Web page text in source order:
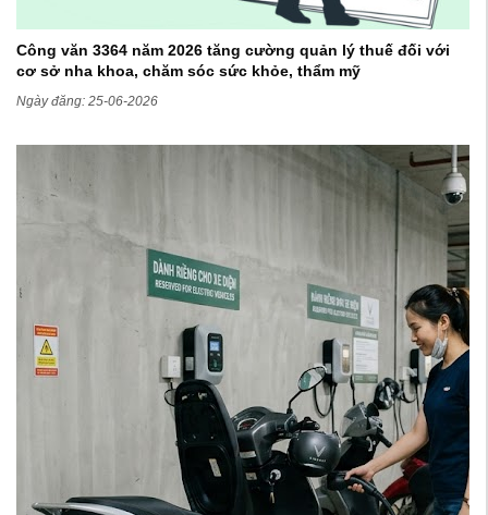
Công văn 3364 năm 2026 tăng cường quản lý thuế đối với
cơ sở nha khoa, chăm sóc sức khỏe, thẩm mỹ
Ngày đăng: 25-06-2026